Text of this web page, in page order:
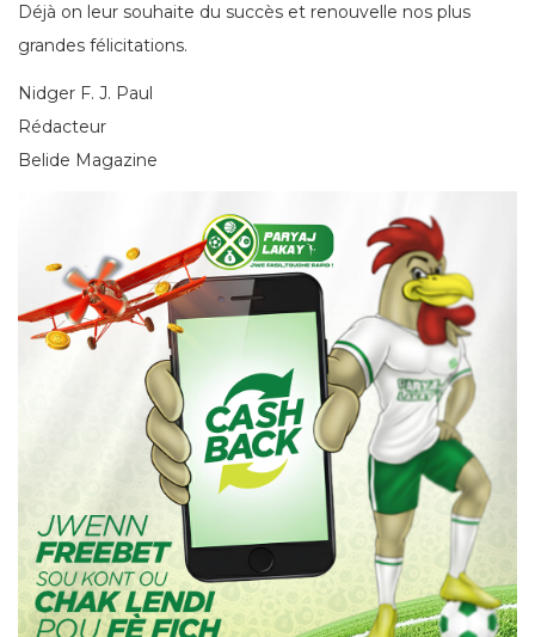
Déjà on leur souhaite du succès et renouvelle nos plus
grandes félicitations.
Nidger F. J. Paul
Rédacteur
Belide Magazine